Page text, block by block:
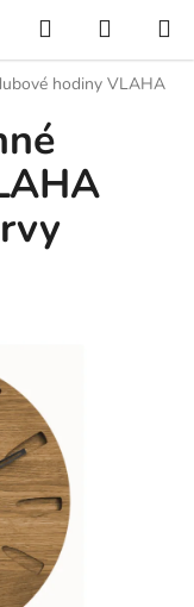
Hledat
KOŠÍK
hodiny VLAHA